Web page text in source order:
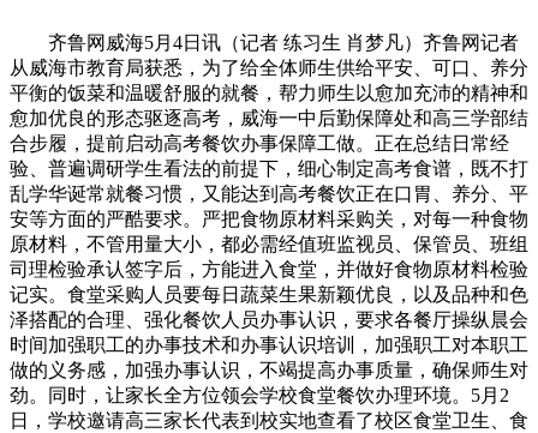
齐鲁网威海5月4日讯（记者 练习生 肖梦凡）齐鲁网记者
从威海市教育局获悉，为了给全体师生供给平安、可口、养分
平衡的饭菜和温暖舒服的就餐，帮力师生以愈加充沛的精神和
愈加优良的形态驱逐高考，威海一中后勤保障处和高三学部结
合步履，提前启动高考餐饮办事保障工做。正在总结日常经
验、普遍调研学生看法的前提下，细心制定高考食谱，既不打
乱学华诞常就餐习惯，又能达到高考餐饮正在口胃、养分、平
安等方面的严酷要求。严把食物原材料采购关，对每一种食物
原材料，不管用量大小，都必需经值班监视员、保管员、班组
司理检验承认签字后，方能进入食堂，并做好食物原材料检验
记实。食堂采购人员要每日蔬菜生果新颖优良，以及品种和色
泽搭配的合理、强化餐饮人员办事认识，要求各餐厅操纵晨会
时间加强职工的办事技术和办事认识培训，加强职工对本职工
做的义务感，加强办事认识，不竭提高办事质量，确保师生对
劲。同时，让家长全方位领会学校食堂餐饮办理环境。5月2
日，学校邀请高三家长代表到校实地查看了校区食堂卫生、食